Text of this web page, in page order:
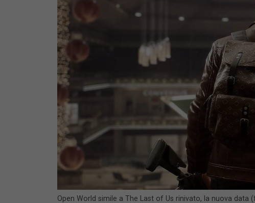
Open World simile a The Last of Us rinivato, la nuova data